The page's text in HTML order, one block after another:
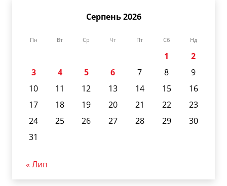
Серпень 2026
Пн Вт Ср Чт Пт Сб Нд
1
2
3
4 5 6 7 8
9
10
11 12 13 14 15
16
17
18 19 20 21 22
23
24
25 26 27 28 29
30
31
« Лип